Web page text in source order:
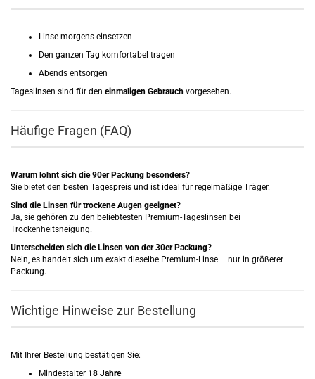
Linse morgens einsetzen
Den ganzen Tag komfortabel tragen
Abends entsorgen
Tageslinsen sind für den einmaligen Gebrauch vorgesehen.
Häufige Fragen (FAQ)
Warum lohnt sich die 90er Packung besonders?
Sie bietet den besten Tagespreis und ist ideal für regelmäßige Träger.
Sind die Linsen für trockene Augen geeignet?
Ja, sie gehören zu den beliebtesten Premium-Tageslinsen bei
Trockenheitsneigung.
Unterscheiden sich die Linsen von der 30er Packung?
Nein, es handelt sich um exakt dieselbe Premium-Linse – nur in größerer
Packung.
Wichtige Hinweise zur Bestellung
Mit Ihrer Bestellung bestätigen Sie:
Mindestalter 18 Jahre